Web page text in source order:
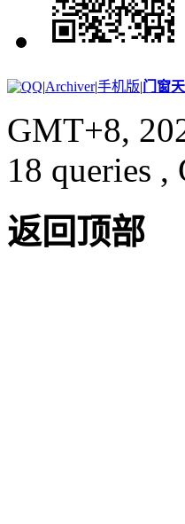
|Archiver|手机版|门窗
GMT+8,
18 queries ,
返回顶部